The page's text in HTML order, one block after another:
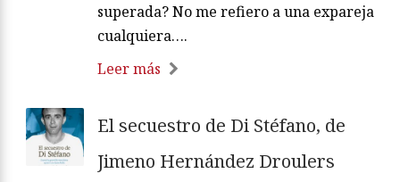
superada? No me refiero a una expareja
cualquiera….
Leer más
El secuestro de Di Stéfano, de
Jimeno Hernández Droulers